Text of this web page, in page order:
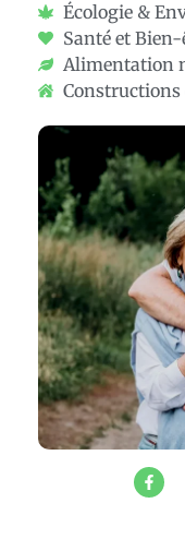
Écologie &
Santé et
Alimentation
Constructions